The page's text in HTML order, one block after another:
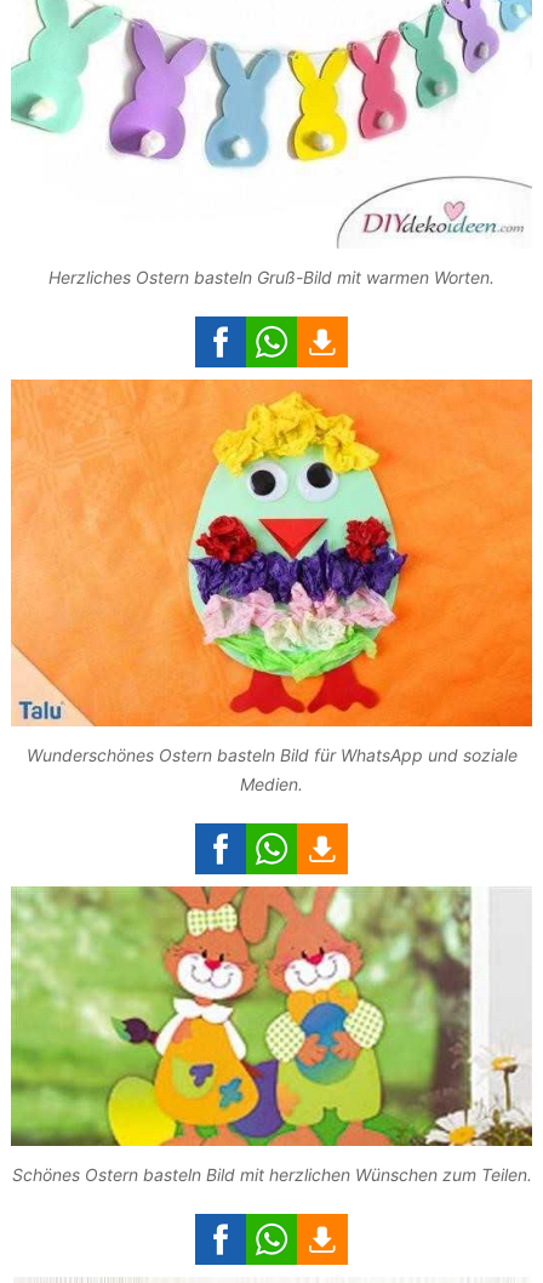
Herzliches Ostern basteln Gruß-Bild mit warmen Worten.
Wunderschönes Ostern basteln Bild für WhatsApp und soziale
Medien.
Schönes Ostern basteln Bild mit herzlichen Wünschen zum Teilen.